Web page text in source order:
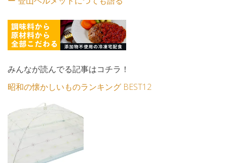
みんなが読んでる記事はコチラ！
昭和の懐かしいものランキング BEST12